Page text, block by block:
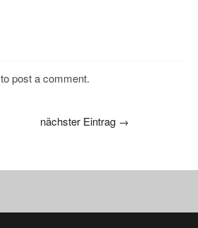
to post a comment.
nächster Eintrag →